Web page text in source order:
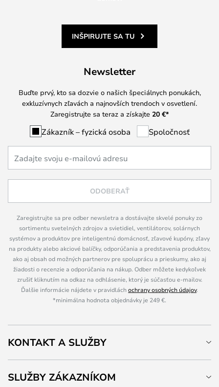
INŠPIRUJTE SA TU
Newsletter
Buďte prvý, kto sa dozvie o našich špeciálnych ponukách,
exkluzívnych zľavách a najnovších trendoch v osvetlení.
Zaregistrujte sa teraz a získajte 20 €*
Zákazník – fyzická osoba Spoločnosť
ODOBERAŤ
Zaregistrujte sa pre odber newsletra a dostávajte skvelé ponuky zo
sortimentu svetelných zdrojov a svietidiel, ventilátorov, solárnych
systémov a produktov pre inteligentnú domácnosť, zľavové kupóny, zľavy
na produkty alebo akciové balíčky, odporúčania a predstavenia produktov,
ako aj obsah od možných partnerov pre spoluprácu a prieskumy, ako aj
žiadosti o recenzie a odporúčania na nákup. Odber môžete kedykoľvek
zrušiť kliknutím na odkaz na odhlásenie, ktorý je súčasťou e-mailov.
Ďalšie informácie nájdete v pravidláchochrany osobných údajov.
*minimálna hodnota objednávky je 249 €.
KONTAKT A SLUŽBY
SLUŽBY ZÁKAZNÍKOM